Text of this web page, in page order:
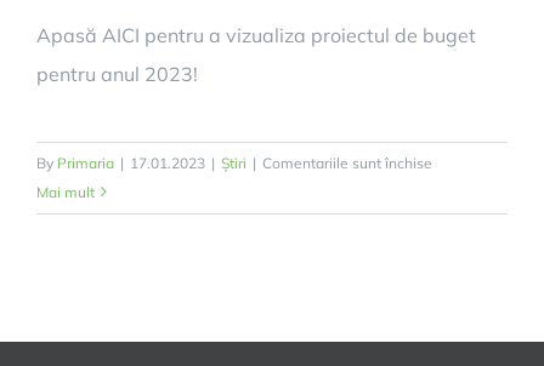
Apasă AICI pentru a vizualiza proiectul de buget
pentru anul 2023!
By Primaria | 17.01.2023 | Știri | Comentariile sunt închise
publică
Mai mult